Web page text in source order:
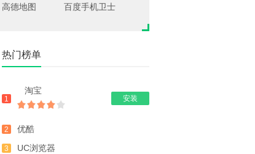
高德地图 百度手机卫士
热门榜单
1
淘宝
安装
2 优酷
3 UC浏览器